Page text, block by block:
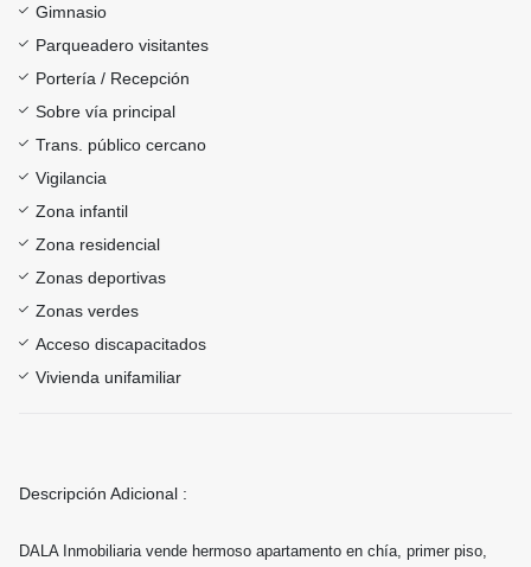
Gimnasio
Parqueadero visitantes
Portería / Recepción
Sobre vía principal
Trans. público cercano
Vigilancia
Zona infantil
Zona residencial
Zonas deportivas
Zonas verdes
Acceso discapacitados
Vivienda unifamiliar
Descripción Adicional :
DALA Inmobiliaria vende hermoso apartamento en chía, primer piso,